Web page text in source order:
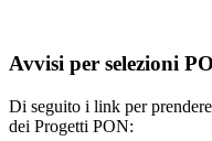
Avvisi per selezioni
Di seguito i link per
dei Progetti PON: